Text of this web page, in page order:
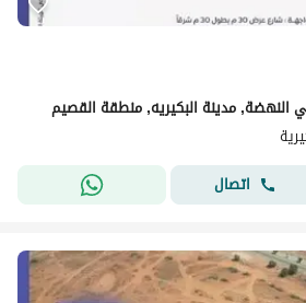
النهضة, مدينة البكيريه, منطقة القصيم
اتصال